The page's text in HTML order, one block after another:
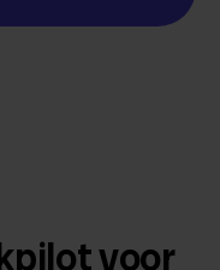
voor